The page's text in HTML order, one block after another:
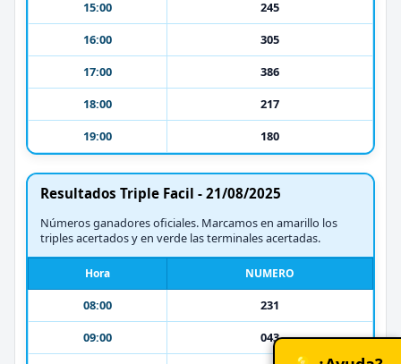
15:00
245
16:00
305
17:00
386
18:00
217
19:00
180
Resultados Triple Facil - 21/08/2025
Números ganadores oficiales. Marcamos en amarillo los
triples acertados y en verde las terminales acertadas.
Hora NUMERO
08:00
231
09:00
043